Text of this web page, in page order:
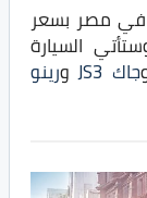
حيث نتوقع ان يتم تقديم Changan CS15 في مصر بسعر
وستأتي السيارة
جاك JS3 ورينو